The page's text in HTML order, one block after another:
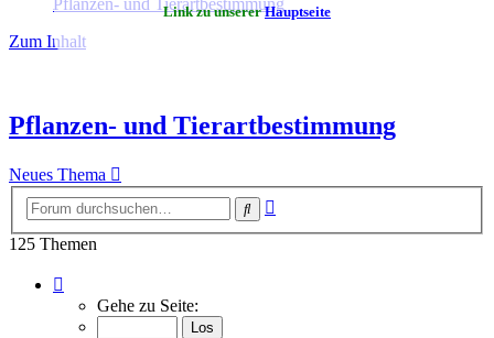
Link zu unsererHauptseite
Zum Inhalt
Pflanzen- und Tierartbestimmung
Neues Thema
Suche
125 Themen
von
Gehe zu Seite: